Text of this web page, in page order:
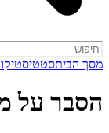
מסך הבית
הסבר על